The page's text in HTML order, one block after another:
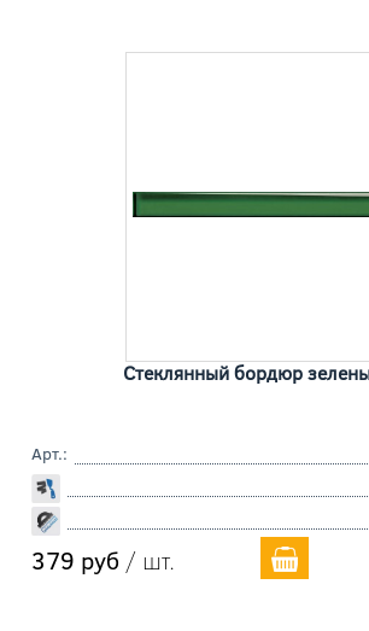
Стеклянный бордюр
Арт.:
379 руб / шт.